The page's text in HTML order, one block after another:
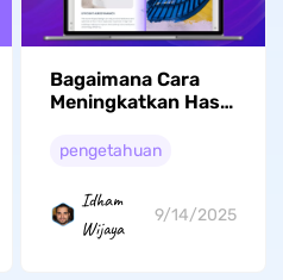
Bagaimana Cara
Meningkatkan Hasil
Cara Efektif)
pengetahuan
Idham
Wijaya
9/14/2025